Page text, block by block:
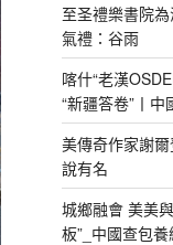
至圣禮樂書院
氣禮：谷雨
喀什“老漢
“新疆答卷”丨中
美傳奇作家謝
說有名
城鄉融會 美美
板”_中國查包養